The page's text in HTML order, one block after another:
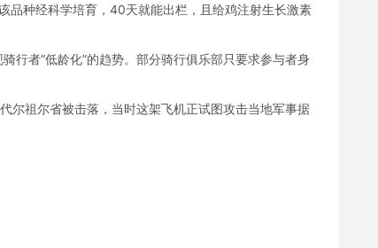
品种经科学培育，40天就能出栏，且给鸡注射生长激素
行者“低龄化”的趋势。部分骑行俱乐部只要求参与者身
尔祖尔省被击落，当时这架飞机正试图攻击当地军事据